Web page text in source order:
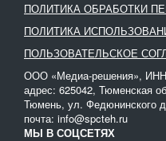
ПОЛИТИКА ОБРАБОТКИ
ПОЛИТИКА
ПОЛЬЗОВАТЕЛЬСКОЕ
ООО «Медиа-решения», ИНН
адрес: 625042, Тюменская
Тюмень, ул. Федюнинского
почта: info@spcteh.ru
МЫ В СОЦСЕТЯХ